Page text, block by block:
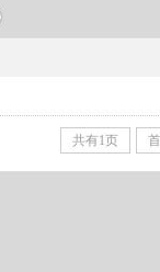
共有1页